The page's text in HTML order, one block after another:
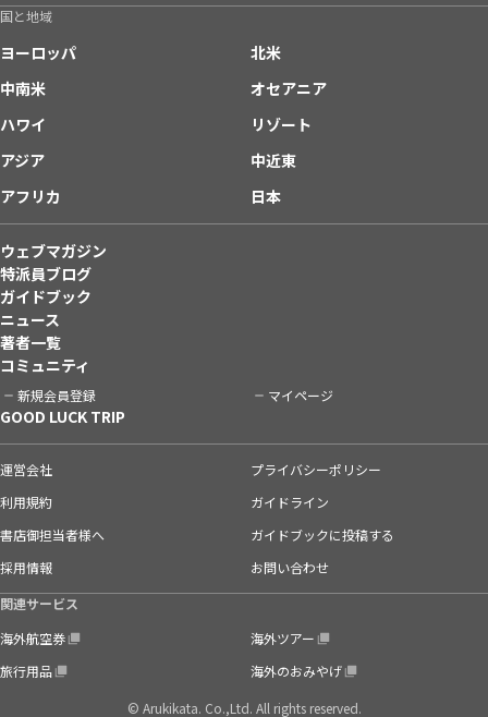
国と地域
ヨーロッパ
北米
中南米
オセアニア
ハワイ
リゾート
アジア
中近東
アフリカ
日本
ウェブマガジン
特派員ブログ
ガイドブック
ニュース
著者一覧
コミュニティ
新規会員登録 マイページ
GOOD LUCK TRIP
運営会社
プライバシーポリシー
利用規約
ガイドライン
書店御担当者様へ
ガイドブックに投稿する
採用情報
お問い合わせ
関連サービス
海外航空券
海外ツアー
旅行用品
海外のおみやげ
© Arukikata. Co.,Ltd. All rights reserved.